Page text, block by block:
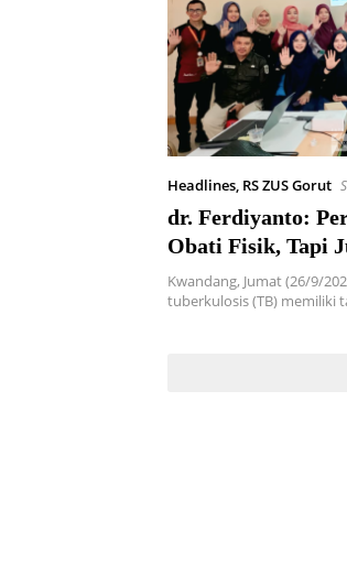
Headlines, RS ZUS Gorut
dr. Ferdiyanto:
Obati Fisik, Tapi
Secara Psikologis
Kwandang, Jumat (26/9/
tuberkulosis (TB) memiliki